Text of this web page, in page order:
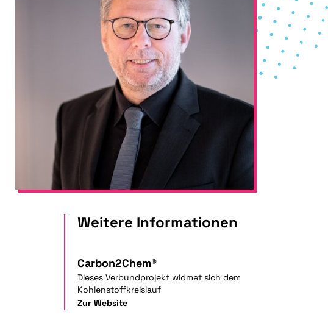
Weitere Informationen
Carbon2Chem®
Dieses Verbundprojekt widmet sich dem
Kohlenstoffkreislauf
Zur Website